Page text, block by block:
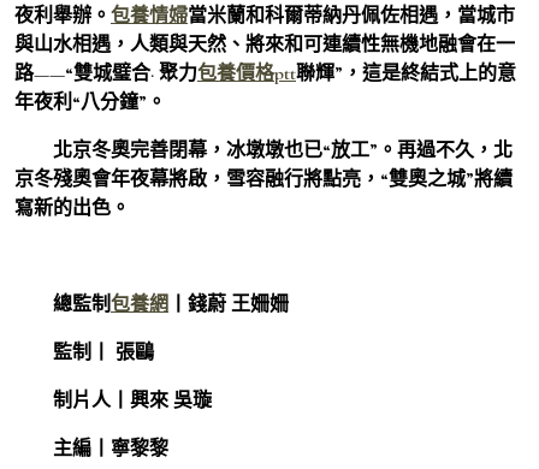
夜利舉辦。 包養情婦當米蘭和科爾蒂納丹佩佐相遇，當城市
與山水相遇，人類與天然、將來和可連續性無機地融會在一
路——“雙城璧合· 聚力包養價格ptt聯輝”，這是終結式上的意
年夜利“八分鐘”。
北京冬奧完善閉幕，冰墩墩也已“放工”。再過不久，北
京冬殘奧會年夜幕將啟，雪容融行將點亮，“雙奧之城”將續
寫新的出色。
總監制包養網 丨錢蔚 王姍姍
監制丨 張鷗
制片人丨興來 吳璇
主編丨寧黎黎